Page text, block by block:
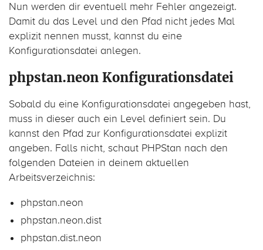
Nun werden dir eventuell mehr Fehler angezeigt.
Damit du das Level und den Pfad nicht jedes Mal
explizit nennen musst, kannst du eine
Konfigurationsdatei anlegen.
phpstan.neon Konfigurationsdatei
Sobald du eine Konfigurationsdatei angegeben hast,
muss in dieser auch ein Level definiert sein. Du
kannst den Pfad zur Konfigurationsdatei explizit
angeben. Falls nicht, schaut PHPStan nach den
folgenden Dateien in deinem aktuellen
Arbeitsverzeichnis:
phpstan.neon
phpstan.neon.dist
phpstan.dist.neon